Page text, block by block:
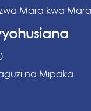
Mara kwa Mara
na Mipaka